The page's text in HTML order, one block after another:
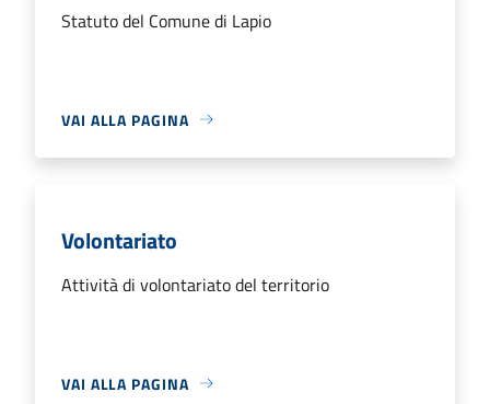
Statuto del Comune di Lapio
VAI ALLA PAGINA
Volontariato
Attività di volontariato del territorio
VAI ALLA PAGINA